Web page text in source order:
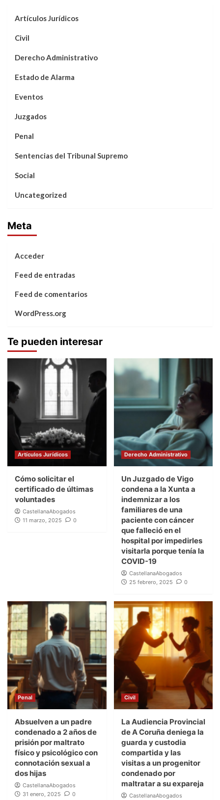
Artículos Jurídicos
Civil
Derecho Administrativo
Estado de Alarma
Eventos
Juzgados
Penal
Sentencias del Tribunal Supremo
Social
Uncategorized
Meta
Acceder
Feed de entradas
Feed de comentarios
WordPress.org
Te pueden interesar
Artículos Jurídicos
Cómo solicitar el
certificado de últimas
voluntades
CastellanaAbogados
11 marzo, 2025
0
Derecho Administrativo
Un Juzgado de Vigo
condena a la Xunta a
indemnizar a los
familiares de una
paciente con cáncer
que falleció en el
hospital por impedirles
visitarla porque tenía la
COVID-19
CastellanaAbogados
25 febrero, 2025
0
Penal
Absuelven a un padre
condenado a 2 años de
prisión por maltrato
físico y psicológico con
connotación sexual a
dos hijas
CastellanaAbogados
31 enero, 2025
0
Civil
La Audiencia Provincial
de A Coruña deniega la
guarda y custodia
compartida y las
visitas a un progenitor
condenado por
maltratar a su expareja
CastellanaAbogados